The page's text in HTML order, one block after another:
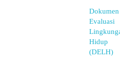
Dokumen
Evaluasi
Hidup
(DELH)